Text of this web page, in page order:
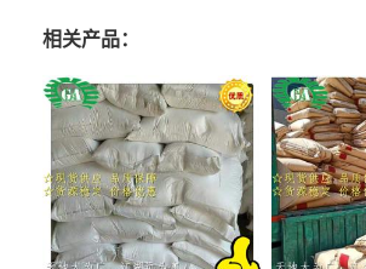
相关产品：